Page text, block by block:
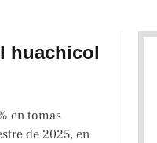
huachicol
en tomas
de 2025, en